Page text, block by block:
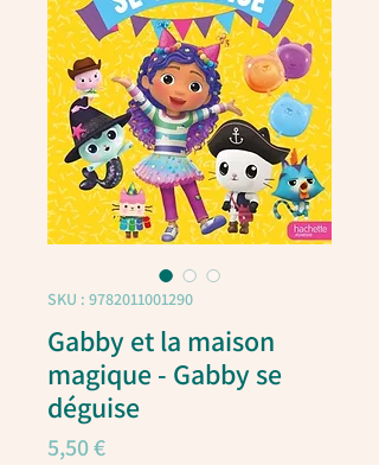
SKU : 9782011001290
Gabby et la maison
magique - Gabby se
déguise
5,50 €Prix